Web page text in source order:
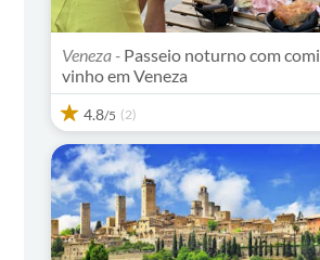
Veneza - Passeio noturno com
vinho em Veneza
4.8/5 (2)